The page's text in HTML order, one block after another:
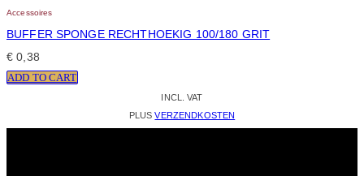
Accessoires
BUFFER SPONGE RECHTHOEKIG 100/180 GRIT
€ 0,38
ADD TO CART
INCL. VAT
PLUSVERZENDKOSTEN